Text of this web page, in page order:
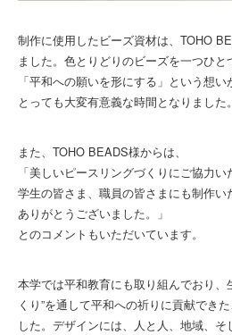
制作に使用したビーズ資材は、TOHO
ました。色とりどりのビーズを一つひと
「平和への願いを形にする」という想
とっても大変有意義な時間となりました。
また、TOHO BEADS様からは、
「美しいピースリングづくりにご協力い
学生の皆さま、職員の皆さまにも制作い
ありがとうございました。」
とのコメントもいただいています。
本学では平和教育にも取り組んでおり、
くり”を通して平和への祈りに貢献でき
した。デザインには、人と人、地域、